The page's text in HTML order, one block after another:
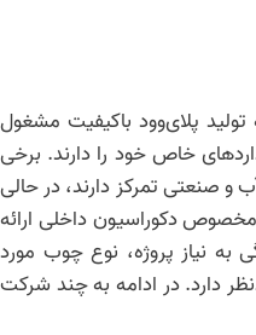
پلای‌وود باکیفیت مشغول
خاص خود را دارند. برخی
و صنعتی تمرکز دارند، در حالی
دکوراسیون داخلی ارائه
نیاز پروژه، نوع چوب مورد
دارد. در ادامه به چند شرکت